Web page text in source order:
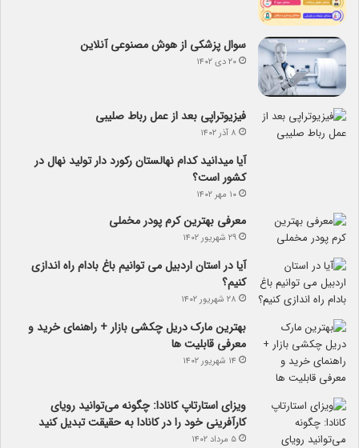
سوال پزشکی از هوش مصنوعی آنلاین
۲۰ دی ۱۴۰۲
فیزیوتراپی بعد از عمل رباط صلیبی
۸ آذر ۱۴۰۲
آیا می­دانید کدام نهالستان رکورد دار تولید نهال­ در
کشور است؟
۱۰ مهر ۱۴۰۲
معرفی بهترین کرم پودر مخملی
۲۹ شهریور ۱۴۰۲
آیا در استان اردبیل می توانیم باغ بادام راه اندازی
کنیم؟
۲۸ شهریور ۱۴۰۲
بهترین مارک دریل چکشی بازار + راهنمای خرید و
معرفی قابلیت ها
۱۴ شهریور ۱۴۰۲
ویزای استارتاپ کانادا: چگونه می‌توانید رویای
کارآفرینی خود را در کانادا به حقیقت تبدیل کنید
۵ مرداد ۱۴۰۲